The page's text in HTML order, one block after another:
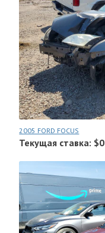
2005 FORD FOCUS
Текущая ставка: $0